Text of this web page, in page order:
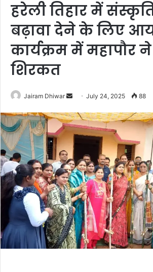
हरेली तिहार में
बढ़ावा देने के लिए
कार्यक्रम में महापौर
शिरकत
Jairam Dhiwar
Send
email
July 24, 2025 88